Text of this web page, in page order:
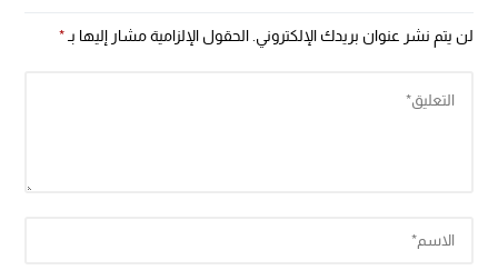
لن يتم نشر عنوان بريدك الإلكتروني. الحقول الإلزامية مشار إليها بـ*